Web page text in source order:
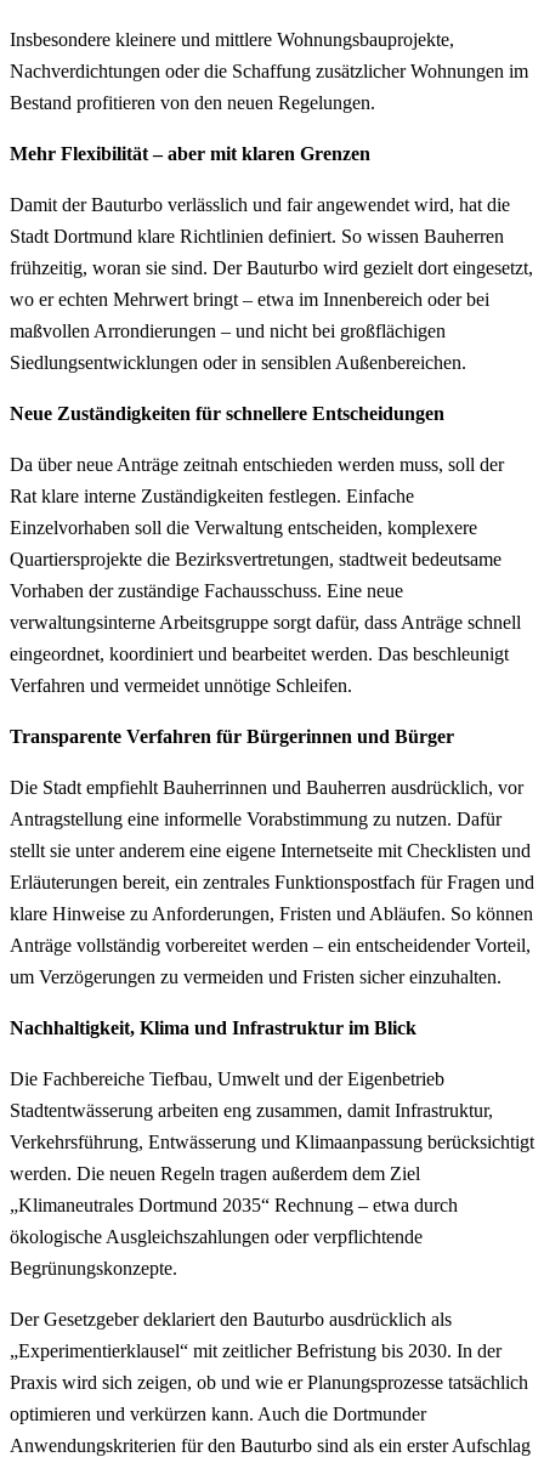
Insbesondere kleinere und mittlere Wohnungsbauprojekte,
Nachverdichtungen oder die Schaffung zusätzlicher Wohnungen im
Bestand profitieren von den neuen Regelungen.
Mehr Flexibilität – aber mit klaren Grenzen
Damit der Bauturbo verlässlich und fair angewendet wird, hat die
Stadt Dortmund klare Richtlinien definiert. So wissen Bauherren
frühzeitig, woran sie sind. Der Bauturbo wird gezielt dort eingesetzt,
wo er echten Mehrwert bringt – etwa im Innenbereich oder bei
maßvollen Arrondierungen – und nicht bei großflächigen
Siedlungsentwicklungen oder in sensiblen Außenbereichen.
Neue Zuständigkeiten für schnellere Entscheidungen
Da über neue Anträge zeitnah entschieden werden muss, soll der
Rat klare interne Zuständigkeiten festlegen. Einfache
Einzelvorhaben soll die Verwaltung entscheiden, komplexere
Quartiersprojekte die Bezirksvertretungen, stadtweit bedeutsame
Vorhaben der zuständige Fachausschuss. Eine neue
verwaltungsinterne Arbeitsgruppe sorgt dafür, dass Anträge schnell
eingeordnet, koordiniert und bearbeitet werden. Das beschleunigt
Verfahren und vermeidet unnötige Schleifen.
Transparente Verfahren für Bürgerinnen und Bürger
Die Stadt empfiehlt Bauherrinnen und Bauherren ausdrücklich, vor
Antragstellung eine informelle Vorabstimmung zu nutzen. Dafür
stellt sie unter anderem eine eigene Internetseite mit Checklisten und
Erläuterungen bereit, ein zentrales Funktionspostfach für Fragen und
klare Hinweise zu Anforderungen, Fristen und Abläufen. So können
Anträge vollständig vorbereitet werden – ein entscheidender Vorteil,
um Verzögerungen zu vermeiden und Fristen sicher einzuhalten.
Nachhaltigkeit, Klima und Infrastruktur im Blick
Die Fachbereiche Tiefbau, Umwelt und der Eigenbetrieb
Stadtentwässerung arbeiten eng zusammen, damit Infrastruktur,
Verkehrsführung, Entwässerung und Klimaanpassung berücksichtigt
werden. Die neuen Regeln tragen außerdem dem Ziel
„Klimaneutrales Dortmund 2035“ Rechnung – etwa durch
ökologische Ausgleichszahlungen oder verpflichtende
Begrünungskonzepte.
Der Gesetzgeber deklariert den Bauturbo ausdrücklich als
„Experimentierklausel“ mit zeitlicher Befristung bis 2030. In der
Praxis wird sich zeigen, ob und wie er Planungsprozesse tatsächlich
optimieren und verkürzen kann. Auch die Dortmunder
Anwendungskriterien für den Bauturbo sind als ein erster Aufschlag